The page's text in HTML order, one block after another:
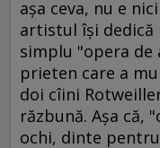
aşa ceva, nu e
artistul îşi dedică
simplu "opera de
prieten care a
doi cîini
răzbună. Aşa că,
ochi, dinte